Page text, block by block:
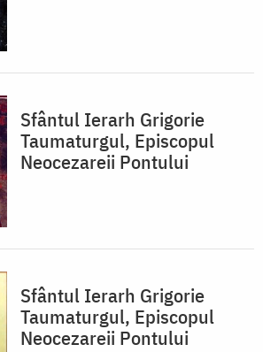
Sfântul Ierarh Grigorie
Taumaturgul, Episcopul
Neocezareii Pontului
Sfântul Ierarh Grigorie
Taumaturgul, Episcopul
Neocezareii Pontului